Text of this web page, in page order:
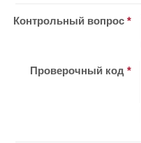
Контрольный вопрос *
Проверочный код *